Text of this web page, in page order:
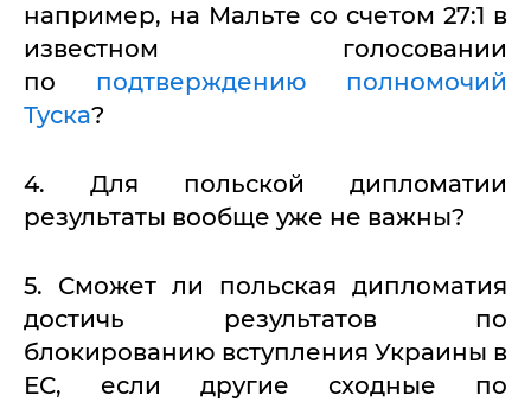
например, на Мальте со счетом 27:1 в
известном голосовании
по подтверждению полномочий
Туска?
4. Для польской дипломатии
результаты вообще уже не важны?
5. Сможет ли польская дипломатия
достичь результатов по
блокированию вступления Украины в
ЕС, если другие сходные по